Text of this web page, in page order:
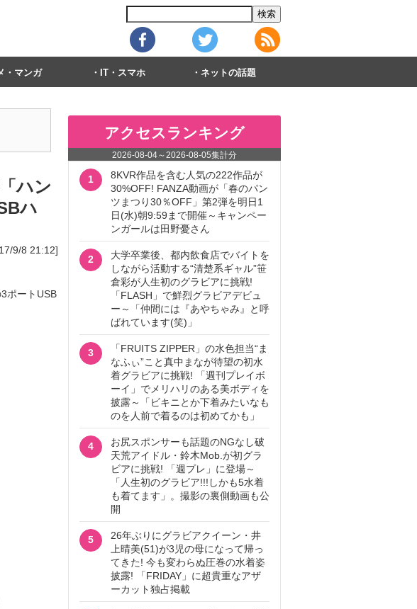
・マンガ IT・スマホ ネットの話題
ハン
ハ
9/8 21:12]
ポートUSB
アクセスランキング
2026-08-04～2026-08-05集計分
1
8KVR作品を含む人気の222作品が
30%OFF! FANZA動画が「春のパン
ツまつり30％OFF」第2弾を明日1
日(水)朝9:59まで開催～キャンペー
ンガールは田野憂さん
2
大学卒業後、都内飲食店でバイトを
しながら活動する“清楚系ギャル”笹
倉彩が人生初のグラビアに挑戦!
「FLASH」で鮮烈グラビアデビュ
ー～「仲間には『あやちゃみ』と呼
ばれています(笑)」
3
「FRUITS ZIPPER」の水色担当“ま
なふぃ”こと真中まなが待望の初水
着グラビアに挑戦! 「週刊プレイボ
ーイ」でメリハリのある美ボディを
披露～「ビキニとか下着みたいなも
のを人前で着るのは初めてかも」
4
お尻スポンサーも話題のNGなし破
天荒アイドル・鈴木Mob.が初グラ
ビアに挑戦! 「週プレ」に登場～
「人生初のグラビア!!!しかも5水着
も着てます」。撮影の裏側動画も公
開
5
26年ぶりにグラビアクイーン・井
上晴美(51)が3児の母になって帰っ
てきた! 今も変わらぬ圧巻の水着姿
披露! 「FRIDAY」に超貴重なアザ
ーカット独占掲載